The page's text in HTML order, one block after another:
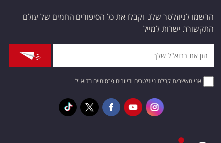
הרשמו לניוזלטר שלנו וקבלו את כל הסיפורים החמים של עולם
התקשורת ישרות למייל
אני מאשר/ת קבלת ניוזלטרים ודיוורים פרסומיים בדוא"ל